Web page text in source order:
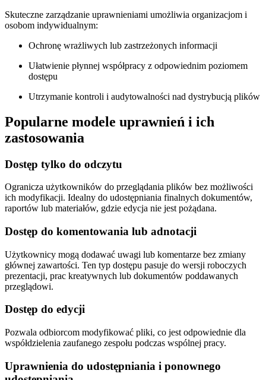
Skuteczne zarządzanie uprawnieniami umożliwia organizacjom i
osobom indywidualnym:
Ochronę wrażliwych lub zastrzeżonych informacji
Ułatwienie płynnej współpracy z odpowiednim poziomem
dostępu
Utrzymanie kontroli i audytowalności nad dystrybucją plików
Popularne modele uprawnień i ich
zastosowania
Dostęp tylko do odczytu
Ogranicza użytkowników do przeglądania plików bez możliwości
ich modyfikacji. Idealny do udostępniania finalnych dokumentów,
raportów lub materiałów, gdzie edycja nie jest pożądana.
Dostęp do komentowania lub adnotacji
Użytkownicy mogą dodawać uwagi lub komentarze bez zmiany
głównej zawartości. Ten typ dostępu pasuje do wersji roboczych
prezentacji, prac kreatywnych lub dokumentów poddawanych
przeglądowi.
Dostęp do edycji
Pozwala odbiorcom modyfikować pliki, co jest odpowiednie dla
współdzielenia zaufanego zespołu podczas wspólnej pracy.
Uprawnienia do udostępniania i ponownego